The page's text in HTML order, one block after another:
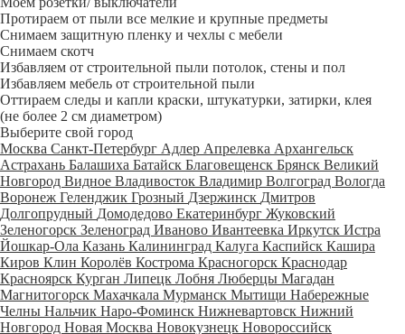
Протираем от пыли все мелкие и крупные предметы
Снимаем защитную пленку и чехлы с мебели
Снимаем скотч
Избавляем от строительной пыли потолок, стены и пол
Избавляем мебель от строительной пыли
Оттираем следы и капли краски, штукатурки, затирки, клея
(не более 2 см диаметром)
Выберите свой город
Москва Санкт-Петербург Адлер Апрелевка Архангельск
Астрахань Балашиха Батайск Благовещенск Брянск Великий
Новгород Видное Владивосток Владимир Волгоград Вологда
Воронеж Геленджик Грозный Дзержинск Дмитров
Долгопрудный Домодедово Екатеринбург Жуковский
Зеленогорск Зеленоград Иваново Ивантеевка Иркутск Истра
Йошкар-Ола Казань Калининград Калуга Каспийск Кашира
Киров Клин Королёв Кострома Красногорск Краснодар
Красноярск Курган Липецк Лобня Люберцы Магадан
Магнитогорск Махачкала Мурманск Мытищи Набережные
Челны Нальчик Наро-Фоминск Нижневартовск Нижний
Новгород Новая Москва Новокузнецк Новороссийск